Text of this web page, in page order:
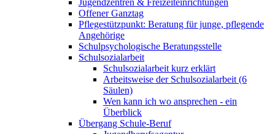
Jugendzentren & Freizeiteinrichtungen
Offener Ganztag
Pflegestützpunkt: Beratung für junge, pflegende
Angehörige
Schulpsychologische Beratungsstelle
Schulsozialarbeit
Schulsozialarbeit kurz erklärt
Arbeitsweise der Schulsozialarbeit (6
Säulen)
Wen kann ich wo ansprechen - ein
Überblick
Übergang Schule-Beruf